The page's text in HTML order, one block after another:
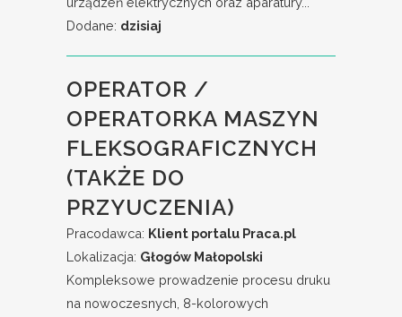
Dodane: dzisiaj
OPERATOR /
OPERATORKA MASZYN
FLEKSOGRAFICZNYCH
(TAKŻE DO
PRZYUCZENIA)
Pracodawca: Klient portalu Praca.pl
Lokalizacja: Głogów Małopolski
Kompleksowe prowadzenie procesu druku
na nowoczesnych, 8-kolorowych